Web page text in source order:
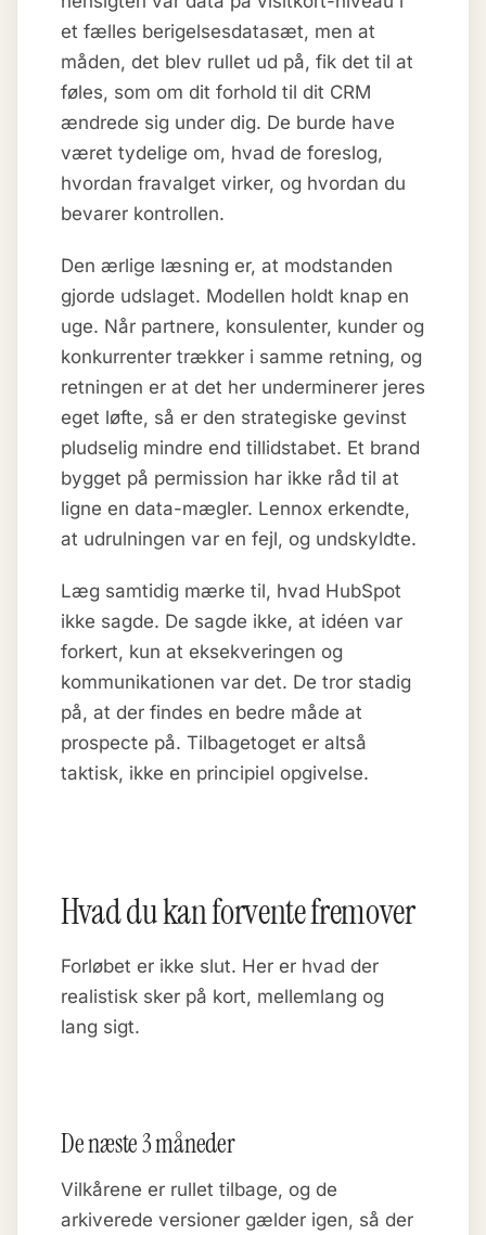
et fælles berigelsesdatasæt, men at
måden, det blev rullet ud på, fik det til at
føles, som om dit forhold til dit CRM
ændrede sig under dig. De burde have
været tydelige om, hvad de foreslog,
hvordan fravalget virker, og hvordan du
bevarer kontrollen.
Den ærlige læsning er, at modstanden
gjorde udslaget. Modellen holdt knap en
uge. Når partnere, konsulenter, kunder og
konkurrenter trækker i samme retning, og
retningen er at det her underminerer jeres
eget løfte, så er den strategiske gevinst
pludselig mindre end tillidstabet. Et brand
bygget på permission har ikke råd til at
ligne en data-mægler. Lennox erkendte,
at udrulningen var en fejl, og undskyldte.
Læg samtidig mærke til, hvad HubSpot
ikke sagde. De sagde ikke, at idéen var
forkert, kun at eksekveringen og
kommunikationen var det. De tror stadig
på, at der findes en bedre måde at
prospecte på. Tilbagetoget er altså
taktisk, ikke en principiel opgivelse.
Hvad du kan forvente fremover
Forløbet er ikke slut. Her er hvad der
realistisk sker på kort, mellemlang og
lang sigt.
De næste 3 måneder
Vilkårene er rullet tilbage, og de
arkiverede versioner gælder igen, så der